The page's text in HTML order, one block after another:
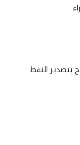
بتصدير النفط